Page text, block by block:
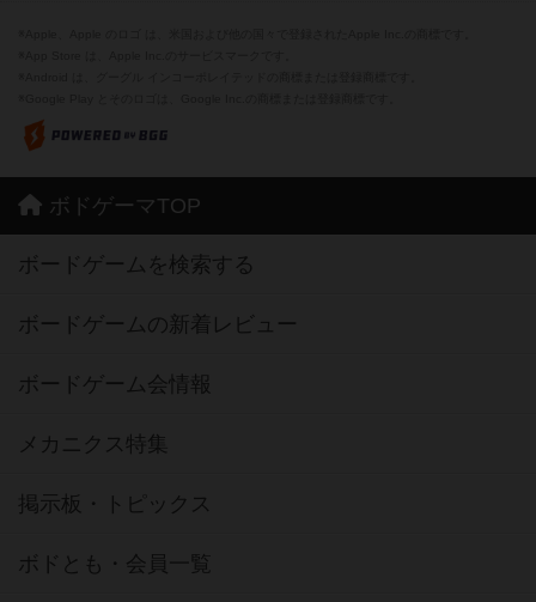
ボドゲーマTOP
ボードゲームを検索する
ボードゲームの新着レビュー
ボードゲーム会情報
メカニクス特集
掲示板・トピックス
ボドとも・会員一覧